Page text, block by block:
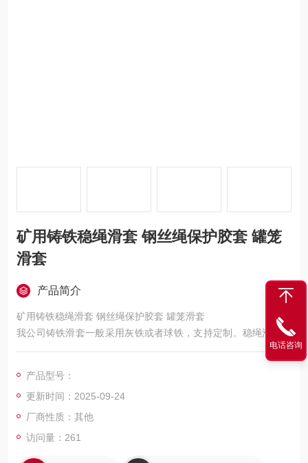
矿用铸铁稳绳滑套 钢丝绳保护胶套 罐笼
滑套
产品简介
矿用铸铁稳绳滑套 钢丝绳保护胶套 罐笼滑套
我公司铸铁滑套一般采用灰铁或者球铁，支持定制。稳绳滑套又
名罐笼滑套，钢丝绳导向套，按材料分主要有聚氨酯滑套、尼龙
类不锈钢配件。
产品型号：
更新时间：2025-09-24
厂商性质：其他
访问量：261
电话咨询